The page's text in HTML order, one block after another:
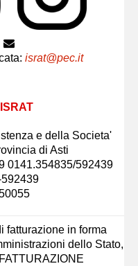
israt@pec.it
ISRAT
e della Societa'
di Asti
0141.354835/592439
fatturazione in forma
dello Stato,